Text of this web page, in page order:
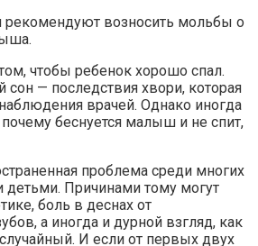
рекомендуют возносить мольбы о
чтобы ребенок хорошо спал.
— последствия хвори, которая
врачей. Однако иногда
почему беснуется малыш и не спит,
проблема среди многих
Причинами тому могут
боль в деснах от
а иногда и дурной взгляд, как
И если от первых двух